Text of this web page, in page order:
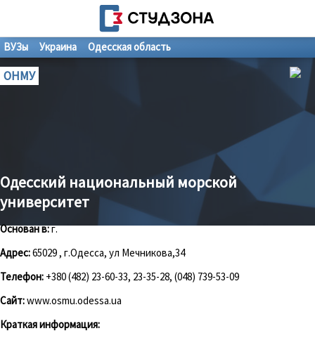
ВУЗы Украина Одесская область
ОНМУ
Одесский национальный морской
университет
Основан в:г.
Адрес:65029 , г.Одесса, ул Мечникова,34
Телефон: +380 (482) 23-60-33, 23-35-28, (048) 739-53-09
Сайт:www.osmu.odessa.ua
Краткая информация: